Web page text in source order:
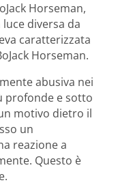
Horseman,
diversa da
caratterizzata
Horseman.
abusiva nei
profonde e sotto
motivo dietro il
un
reazione a
Questo è